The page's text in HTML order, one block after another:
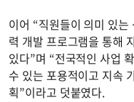
이어 “직원들이 의미 있
력 개발 프로그램을 통해
있다”며 “전국적인 사업
수 있는 포용적이고 지속
획”이라고 덧붙였다.